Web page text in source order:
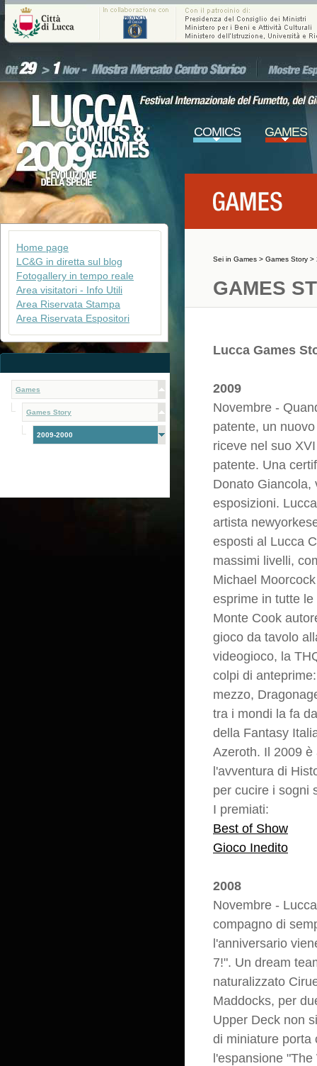
COMICS GAMES
Home page
LC&G in diretta sul blog
Fotogallery in tempo reale
Area visitatori - Info Utili
Area Riservata Stampa
Area Riservata Espositori
Games
Games Story
2009-2000
Sei in Games > Games Story >
GAMES
Lucca Games
2009
Novembre -
patente, un
riceve nel suo
patente. Una
Donato Giancola,
esposizioni.
artista
esposti al Lucca
massimi livelli,
Michael
esprime in tutte
Monte Cook
gioco da tavolo
videogioco, la
colpi di
mezzo,
tra i mondi la fa
della Fantasy
Azeroth. Il 2009
l'avventura di
per cucire i sogni
I premiati:
Best of Show
Gioco Inedito
2008
Novembre -
compagno di
l'anniversario
7!". Un dream
naturalizzato
Maddocks, per
Upper Deck non
di miniature porta
l'espansione